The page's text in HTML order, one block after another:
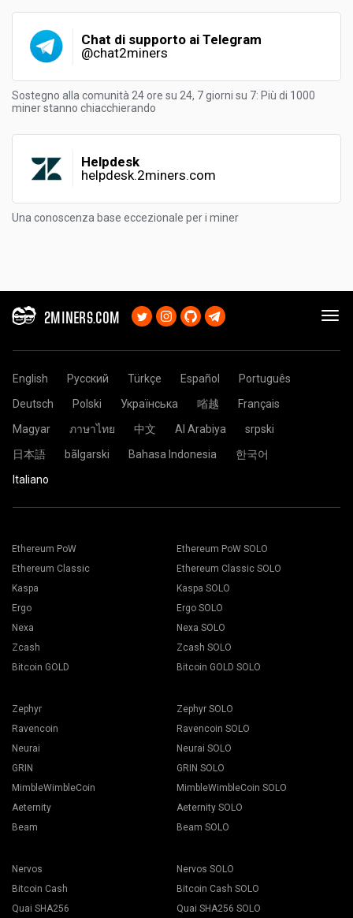
Chat di supporto ai Telegram
@chat2miners
Sostegno alla comunità 24 ore su 24, 7 giorni su 7: Più di 1000
miner stanno chiacchierando
Helpdesk
helpdesk.2miners.com
Una conoscenza base eccezionale per i miner
2MINERS.COM
English Русский Türkçe Español
Português
Deutsch
Polski Українська 㗂越
Français
Magyar
ภาษาไทย 中文 Al Arabiya
srpski
日本語
bãlgarski Bahasa Indonesia
한국어
Italiano
Ethereum PoW
Ethereum Classic
Kaspa
Ergo
Nexa
Zcash
Bitcoin GOLD
Ethereum PoW SOLO
Ethereum Classic SOLO
Kaspa SOLO
Ergo SOLO
Nexa SOLO
Zcash SOLO
Bitcoin GOLD SOLO
Zephyr
Ravencoin
Neurai
GRIN
MimbleWimbleCoin
Aeternity
Beam
Zephyr SOLO
Ravencoin SOLO
Neurai SOLO
GRIN SOLO
MimbleWimbleCoin SOLO
Aeternity SOLO
Beam SOLO
Nervos
Bitcoin Cash
Quai SHA256
Nervos SOLO
Bitcoin Cash SOLO
Quai SHA256 SOLO